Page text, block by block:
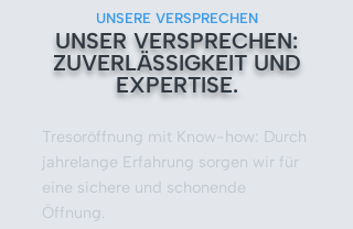
UNSERE VERSPRECHEN
UNSER VERSPRECHEN:
ZUVERLÄSSIGKEIT UND
EXPERTISE.
Tresoröffnung mit Know-how: Durch
jahrelange Erfahrung sorgen wir für
eine sichere und schonende
Öffnung.